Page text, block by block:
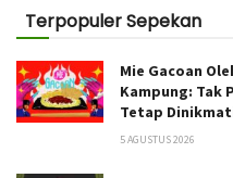
Terpopuler Sepekan
Mie Gacoan
Kampung: Tak
Tetap
5 AGUSTUS 2026